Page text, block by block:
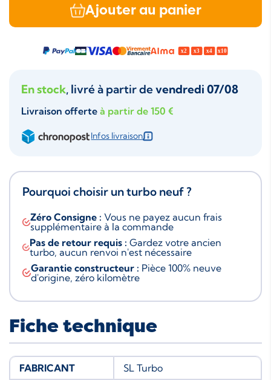
Ajouter au panier
En stock, livré à partir devendredi 07/08
Livraison offerte à partir de 150 €
Infos livraison
Pourquoi choisir un turbo neuf ?
Zéro Consigne : Vous ne payez aucun frais
supplémentaire à la commande
Pas de retour requis : Gardez votre ancien
turbo, aucun renvoi n'est nécessaire
Garantie constructeur : Pièce 100% neuve
d'origine, zéro kilomètre
Fiche technique
FABRICANT
SL Turbo